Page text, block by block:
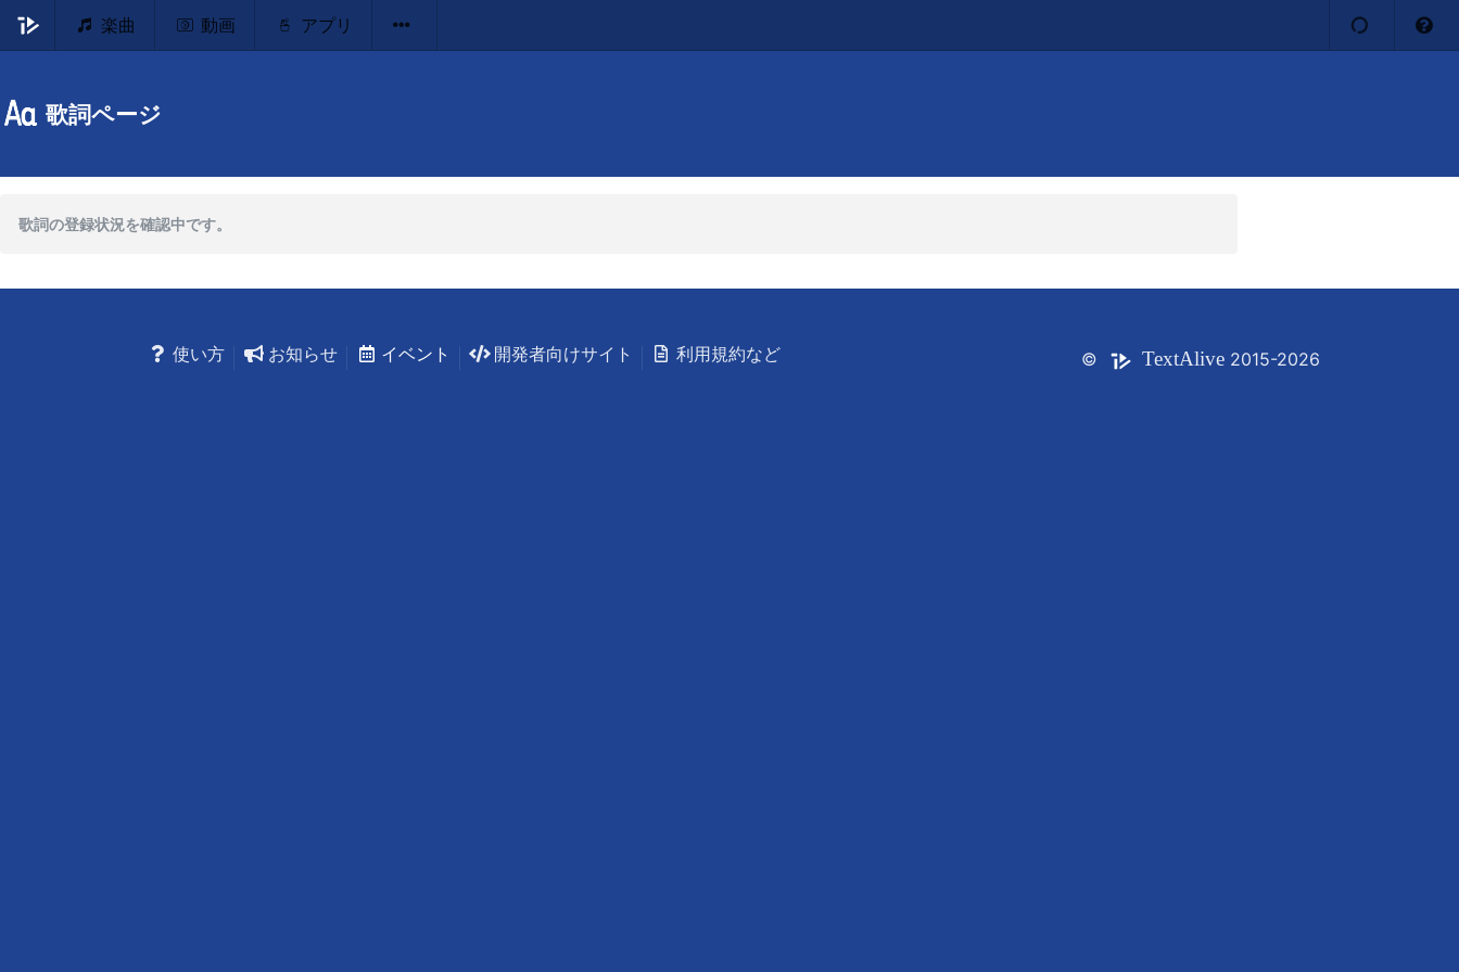
楽曲 動画 アプリ
歌詞ページ
歌詞の登録状況を確認中です。
© TextAlive2015-2026
使い方 お知らせ イベント 開発者向けサイト 利用規約など